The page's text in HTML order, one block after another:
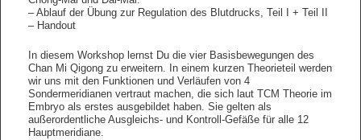
– Ablauf der Übung zur Regulation des Blutdrucks, Teil I + Teil II
– Handout
In diesem Workshop lernst Du die vier Basisbewegungen des
Chan Mi Qigong zu erweitern. In einem kurzen Theorieteil werden
wir uns mit den Funktionen und Verläufen von 4
Sondermeridianen vertraut machen, die sich laut TCM Theorie im
Embryo als erstes ausgebildet haben. Sie gelten als
außerordentliche Ausgleichs- und Kontroll-Gefäße für alle 12
Hauptmeridiane.